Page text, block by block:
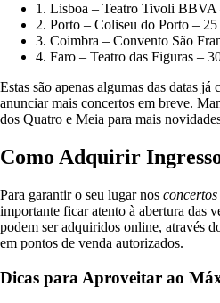
1. Lisboa – Teatro Tivoli BBVA
2. Porto – Coliseu do Porto –
3. Coimbra – Convento São
4. Faro – Teatro das Figuras –
Estas são apenas algumas das datas
anunciar mais concertos em breve.
dos Quatro e Meia para mais
Como Adquirir
Para garantir o seu lugar nos
importante ficar atento à abertura das
podem ser adquiridos online, através
em pontos de venda autorizados.
Dicas para Aproveitar ao